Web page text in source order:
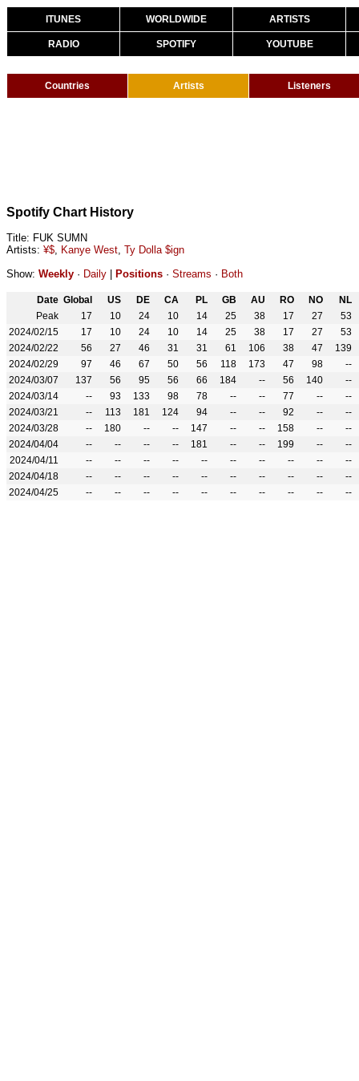
ITUNES WORLDWIDE ARTISTS
RADIO SPOTIFY YOUTUBE
Countries Artists Listeners
Spotify Chart History
Title: FUK SUMN
Artists: ¥$, Kanye West, Ty Dolla $ign
Show: Weekly · Daily Positions · Streams · Both
Date Global US DE CA PL GB AU RO NO
NL
Peak
17 10 24 10 14 25 38 17 27
53
2024/02/15
17 10 24 10 14 25 38 17 27
53
2024/02/22
56 27 46 31 31 61 106 38 47
139
2024/02/29
97 46 67 50 56 118 173 47 98
--
2024/03/07
137 56 95 56 66 184 -- 56 140
--
2024/03/14
-- 93 133 98 78 -- -- 77 --
--
2024/03/21
-- 113 181 124 94 -- -- 92 --
--
2024/03/28
-- 180 -- -- 147 -- -- 158 --
--
2024/04/04
-- -- -- -- 181 -- -- 199 --
--
2024/04/11
-- -- -- -- -- -- -- -- --
--
2024/04/18
-- -- -- -- -- -- -- -- --
--
2024/04/25
-- -- -- -- -- -- -- -- -- --